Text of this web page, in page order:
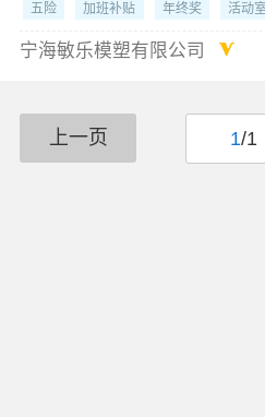
五险 加班补贴 年终奖 活动室
宁海敏乐模塑有限公司
上一页 1/1